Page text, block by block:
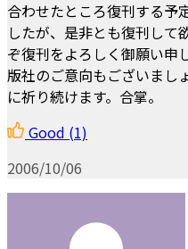
合わせたところ復刊する予
したが、是非とも復刊して
ぞ復刊をよろしく御願い申
版社のご意向もございまし
に祈り続けます。合掌。
Good (1)
2006/10/06